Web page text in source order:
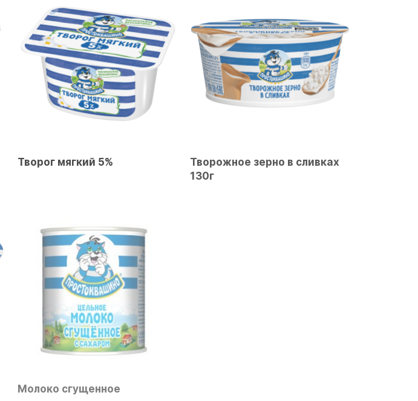
Творог мягкий 5%
Творожное зерно в сливках
130г
Молоко сгущенное